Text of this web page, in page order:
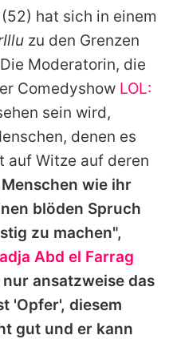
Promiflash
Richtlinien
(52) hat sich in einem
zu den Grenzen
Moderatorin, die
Comedyshow LOL:
sein wird,
denen es
auf Witze auf deren
Menschen wie ihr
blöden Spruch
zu machen",
Abd el Farrag
ansatzweise das
'Opfer', diesem
gut und er kann